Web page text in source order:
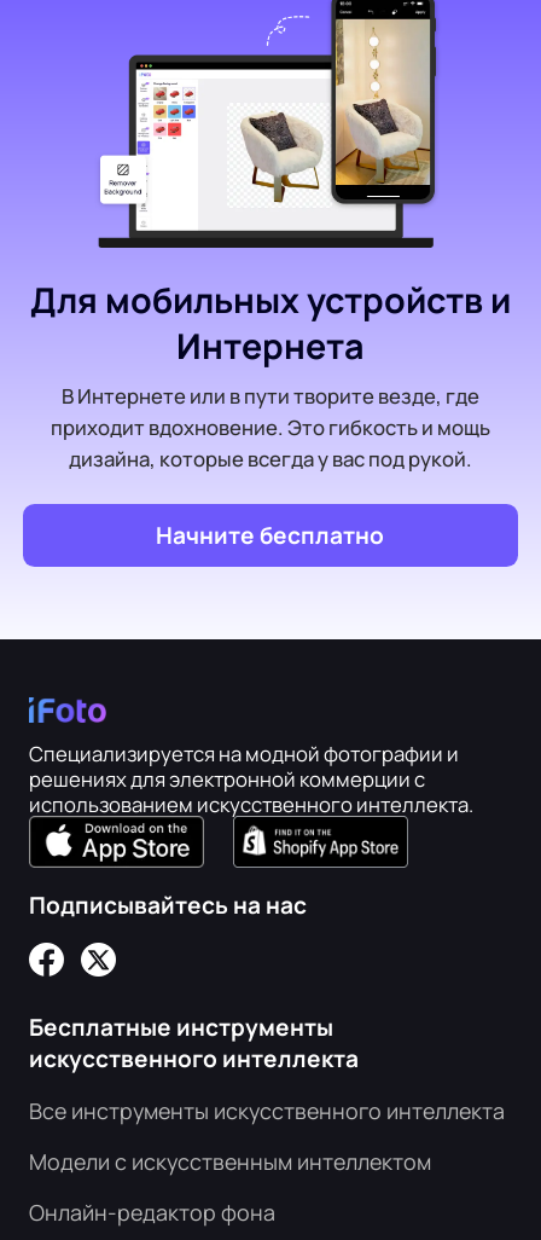
Для мобильных устройств и
Интернета
В Интернете или в пути творите везде, где
приходит вдохновение. Это гибкость и мощь
дизайна, которые всегда у вас под рукой.
Начните бесплатно
Специализируется на модной фотографии и
решениях для электронной коммерции с
использованием искусственного интеллекта.
Подписывайтесь на нас
Бесплатные инструменты
искусственного интеллекта
Все инструменты искусственного интеллекта
Модели с искусственным интеллектом
Онлайн-редактор фона